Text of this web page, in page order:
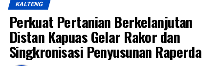
Ia menjelaskan terkait kondisi RPU lama sudah tidak lagi
layak digunakan karena kondisi bangunan dan fasilitas
pendukung dinilai tidak memadai selain sistem
pengelolaan limbah berpotensi mencemari lingkungan.
Lebih lanjut ia menjelaskan RPU baru telah dilengkapi
KALTENG
Perkuat Pertanian Berkelanjutan
Distan Kapuas Gelar Rakor dan
Singkronisasi Penyusunan Raperda